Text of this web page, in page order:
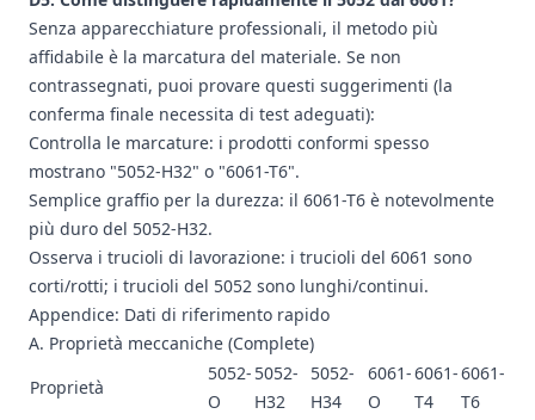
Senza apparecchiature professionali, il metodo più
affidabile è la marcatura del materiale. Se non
contrassegnati, puoi provare questi suggerimenti (la
conferma finale necessita di test adeguati):
Controlla le marcature: i prodotti conformi spesso
mostrano "5052-H32" o "6061-T6".
Semplice graffio per la durezza: il 6061-T6 è notevolmente
più duro del 5052-H32.
Osserva i trucioli di lavorazione: i trucioli del 6061 sono
corti/rotti; i trucioli del 5052 sono lunghi/continui.
Appendice: Dati di riferimento rapido
A. Proprietà meccaniche (Complete)
Proprietà
5052-
O
5052-
H32
5052-
H34
6061-
O
6061-
T4
6061-
T6